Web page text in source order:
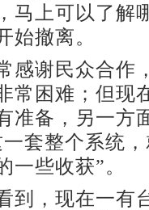
马上可以了解
始撤离。
谢民众合作，
常困难；但现
准备，另一方
套整个系统
一些收获”。
，现在一有